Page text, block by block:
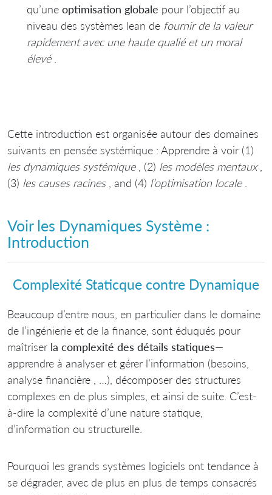
qu’une optimisation globale pour l’objectif au
niveau des systèmes lean de fournir de la valeur
rapidement avec une haute qualié et un moral
élevé.
Cette introduction est organisée autour des domaines
suivants en pensée systémique : Apprendre à voir (1)
les dynamiques systémique, (2) les modèles mentaux,
(3) les causes racines, and (4) l’optimisation locale.
Voir les Dynamiques Système :
Introduction
Complexité Staticque contre Dynamique
Beaucoup d’entre nous, en particulier dans le domaine
de l’ingénierie et de la finance, sont éduqués pour
maîtriser la complexité des détails statiques—
apprendre à analyser et gérer l’information (besoins,
analyse financière , …), décomposer des structures
complexes en de plus simples, et ainsi de suite. C’est-
à-dire la complexité d’une nature statique,
d’information ou structurelle.
Pourquoi les grands systèmes logiciels ont tendance à
se dégrader, avec de plus en plus de temps consacrés